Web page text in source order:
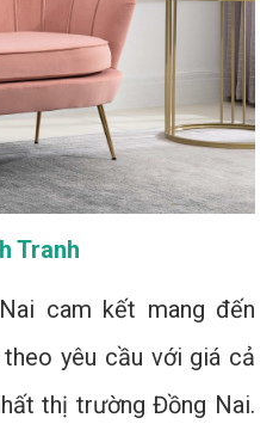
Tranh
cam kết mang đến
yêu cầu với giá cả
thị trường Đồng Nai.